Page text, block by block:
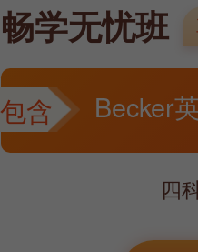
畅学无忧班
包含 Becker
四